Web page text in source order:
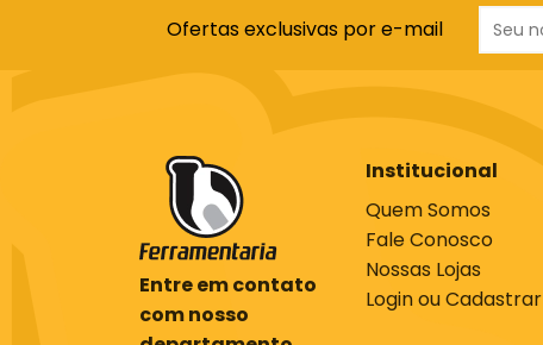
Ofertas exclusivas por e-mail
Entre em contato
com nosso
Institucional
Quem Somos
Fale Conosco
Nossas Lojas
Login ou Cadastrar